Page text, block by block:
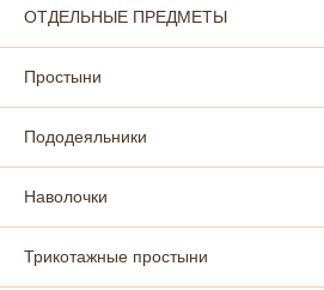
ОТДЕЛЬНЫЕ ПРЕДМЕТЫ
Простыни
Пододеяльники
Наволочки
Трикотажные простыни